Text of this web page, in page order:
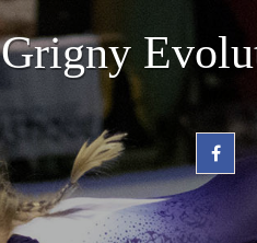
Grigny